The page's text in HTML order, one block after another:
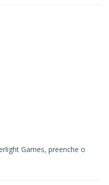
Games, preenche o